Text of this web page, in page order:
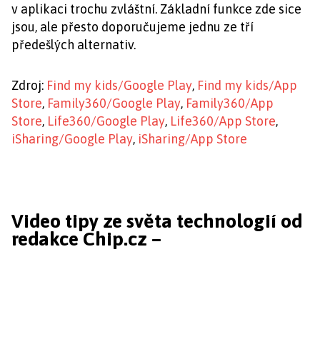
v aplikaci trochu zvláštní. Základní funkce zde sice
jsou, ale přesto doporučujeme jednu ze tří
předešlých alternativ.
Zdroj: Find my kids/Google Play, Find my kids/App
Store, Family360/Google Play, Family360/App
Store, Life360/Google Play, Life360/App Store,
iSharing/Google Play, iSharing/App Store
Video tipy ze světa technologií od
redakce Chip.cz –